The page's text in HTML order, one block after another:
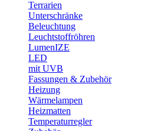
Terrarien
Unterschränke
Beleuchtung
Leuchtstoffröhren
LumenIZE
LED
mit UVB
Fassungen & Zubehör
Heizung
Wärmelampen
Heizmatten
Temperaturregler